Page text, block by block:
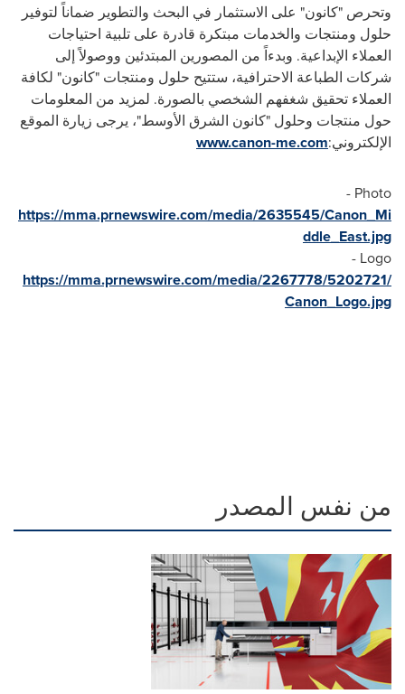
وتحرص "كانون" على الاستثمار في البحث والتطوير ضماناً لتوفير
حلول ومنتجات والخدمات مبتكرة قادرة على تلبية احتياجات
العملاء الإبداعية. وبدءاً من المصورين المبتدئين ووصولاً إلى
شركات الطباعة الاحترافية، ستتيح حلول ومنتجات "كانون" لكافة
العملاء تحقيق شغفهم الشخصي بالصورة. لمزيد من المعلومات
حول منتجات وحلول "كانون الشرق الأوسط"، يرجى زيارة الموقع
الإلكتروني:www.canon-me.com
Photo -
https://mma.prnewswire.com/media/2635545/Canon_Mi
ddle_East.jpg
Logo -
https://mma.prnewswire.com/media/2267778/5202721/
Canon_Logo.jpg
من نفس المصدر